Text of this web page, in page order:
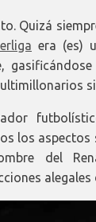
Quizá
era (es)
los aspectos
del